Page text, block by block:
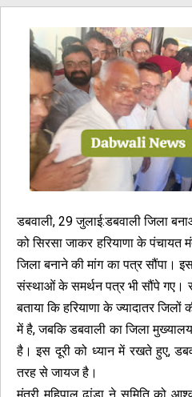
डबवाली, 29 जुलाई:डबवाली जिला
को सिरसा जाकर हरियाणा के पंचायत
जिला बनाने की मांग का पत्र सौंपा।
संस्थाओं के समर्थन पत्र भी सौंपे गए।
बताया कि हरियाणा के ज्यादातर
में है, जबकि डबवाली का जिला
है। इस दूरी को ध्यान में रखते हुए,
तरह से जायज है।
मंत्री महिपाल ढांडा ने समिति को